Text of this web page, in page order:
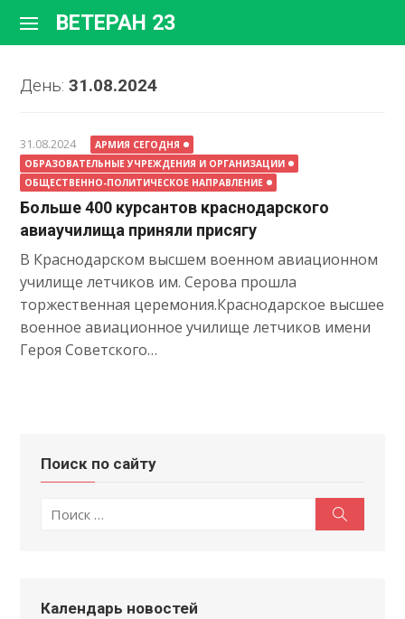
содержимому
ВЕТЕРАН 23
День:31.08.2024
31.08.2024
АРМИЯ СЕГОДНЯ
ОБРАЗОВАТЕЛЬНЫЕ УЧРЕЖДЕНИЯ И ОРГАНИЗАЦИИ
ОБЩЕСТВЕННО-ПОЛИТИЧЕСКОЕ НАПРАВЛЕНИЕ
Больше 400 курсантов краснодарского
авиаучилища приняли присягу
В Краснодарском высшем военном авиационном
училище летчиков им. Серова прошла
торжественная церемония.Краснодарское высшее
военное авиационное училище летчиков имени
Героя Советского…
Поиск по сайту
по:
Календарь новостей